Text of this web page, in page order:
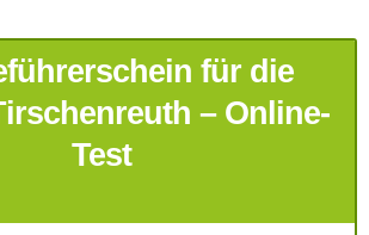
der Daten akzeptiere ich die
für die
– Online-
Test